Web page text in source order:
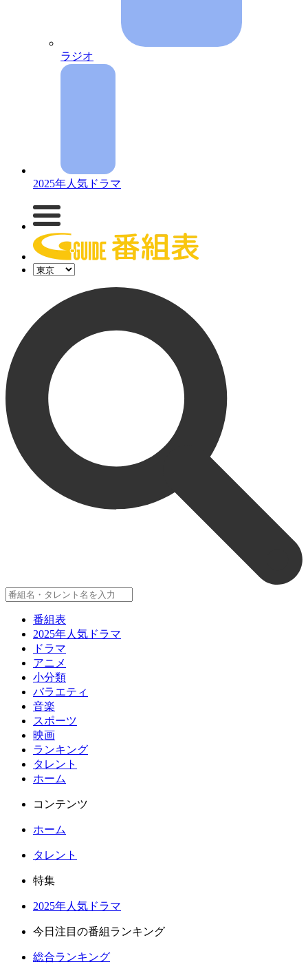
ラジオ
2025年人気ドラマ
番組表
2025年人気ドラマ
ドラマ
アニメ
小分類
バラエティ
音楽
スポーツ
映画
ランキング
タレント
ホーム
コンテンツ
ホーム
タレント
特集
2025年人気ドラマ
今日注目の番組ランキング
総合ランキング